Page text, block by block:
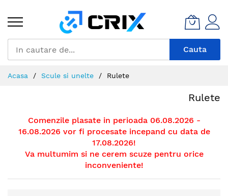
Continut
Cauta
Acasa Scule si unelte Rulete
Rulete
Comenzile plasate in perioada 06.08.2026 -
16.08.2026 vor fi procesate incepand cu data de
17.08.2026!
Va multumim si ne cerem scuze pentru orice
inconveniente!